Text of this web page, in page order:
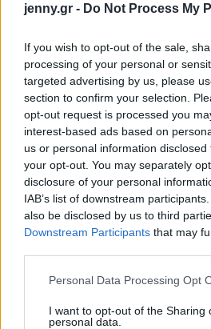
jenny.gr - Do Not Process My
If you wish to opt-out of the sale,
processing of your personal or
targeted advertising by us, please
section to confirm your selection.
opt-out request is processed you
interest-based ads based on
us or personal information
your opt-out. You may separately
disclosure of your personal
IAB’s list of downstream
also be disclosed by us to third
Downstream Participants that may
Please note that this website/app
not limited to your visit or usage
Personal Data Processing Opt
I want to opt-out of the Sharing
personal data.